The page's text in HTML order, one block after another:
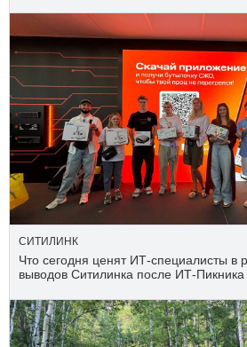
СИТИЛИНК
Что сегодня ценят ИТ-специалисты в
выводов Ситилинка после ИТ-Пикника